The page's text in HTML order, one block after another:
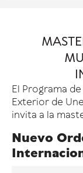
El Programa
Exterior de
invita a la
Nuevo